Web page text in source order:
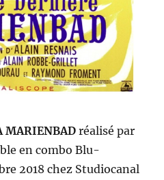
MARIENBAD réalisé par
en combo Blu-
2018 chez Studiocanal